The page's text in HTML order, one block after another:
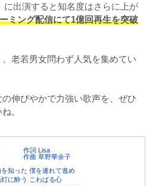
に出演すると知名度はさらに上が
ミング配信にて1億回再生を突破
老若男女問わず人気を集めてい
伸びやかで力強い歌声を、ぜひ
。
作詞 Lisa
作曲 草野華余子
知った 僕を連れて進め
に酔う こわばる心